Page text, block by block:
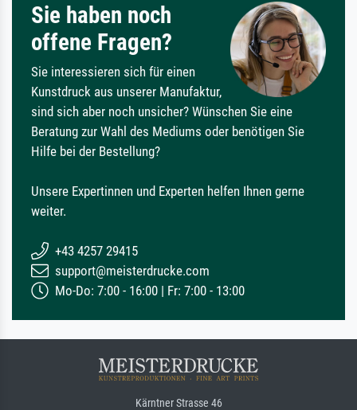
Sie haben noch
offene Fragen?
Sie interessieren sich für einen
Kunstdruck aus unserer Manufaktur,
sind sich aber noch unsicher? Wünschen Sie eine
Beratung zur Wahl des Mediums oder benötigen Sie
Hilfe bei der Bestellung?
Unsere Expertinnen und Experten helfen Ihnen gerne
weiter.
+43 4257 29415
support@meisterdrucke.com
Mo-Do: 7:00 - 16:00 | Fr: 7:00 - 13:00
Kärntner Strasse 46